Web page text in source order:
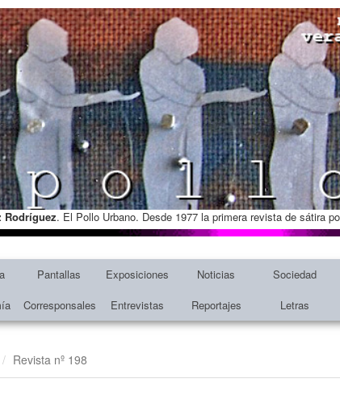
Rodríguez. El Pollo Urbano. Desde 1977 la primera revista de sátira
Pantallas Exposiciones Noticias Sociedad
Corresponsales Entrevistas Reportajes Letras
Revista nº 198